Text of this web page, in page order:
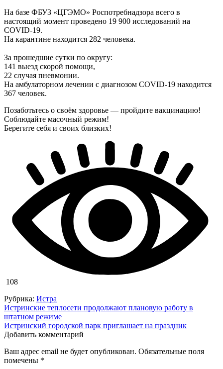
На базе ФБУЗ «ЦГЭМО» Роспотребнадзора всего в
настоящий момент проведено 19 900 исследований на
COVID-19.
На карантине находится 282 человека.
За прошедшие сутки по округу:
141 выезд скорой помощи,
22 случая пневмонии.
На амбулаторном лечении с диагнозом COVID-19 находится
367 человек.
Позаботьтесь о своём здоровье — пройдите вакцинацию!
Соблюдайте масочный режим!
Берегите себя и своих близких!
108
Рубрика: Истра
Навигация
по
записям
Истринские теплосети продолжают плановую работу в
штатном режиме
Истринский городской парк приглашает на праздник
Добавить комментарий
Ваш адрес email не будет опубликован. Обязательные поля
помечены *